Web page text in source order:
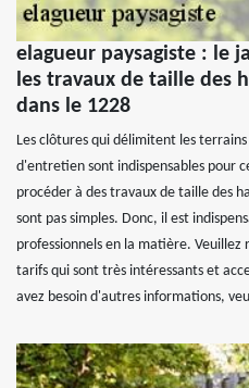
elagueur paysagiste : le
les travaux de taille des
dans le 1228
Les clôtures qui délimitent les
d'entretien sont indispensables pour
procéder à des travaux de taille des
sont pas simples. Donc, il est
professionnels en la matière.
tarifs qui sont très intéressants et
avez besoin d'autres informations,